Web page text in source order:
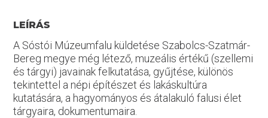
LEÍRÁS
A Sóstói Múzeumfalu küldetése Szabolcs-Szatmár-
Bereg megye még létező, muzeális értékű (szellemi
és tárgyi) javainak felkutatása, gyűjtése, különös
tekintettel a népi építészet és lakáskultúra
kutatására, a hagyományos és átalakuló falusi élet
tárgyaira, dokumentumaira.